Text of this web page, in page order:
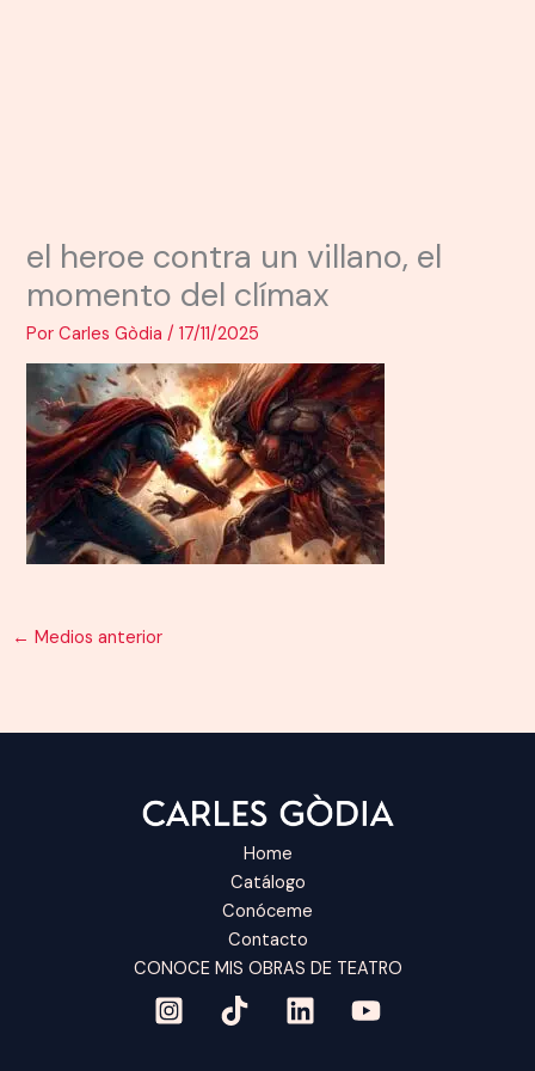
el heroe contra un villano, el
momento del clímax
PorCarles Gòdia/17/11/2025
← Medios anterior
Home
Catálogo
Conóceme
Contacto
CONOCE MIS OBRAS DE TEATRO